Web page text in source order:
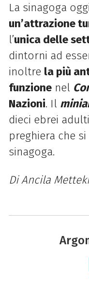
La sinagoga
un’attrazione
l’unica delle
dintorni ad
inoltre la più
funzionenel
Nazioni. Il
dieci ebrei
preghiera che
sinagoga.
Di Ancila